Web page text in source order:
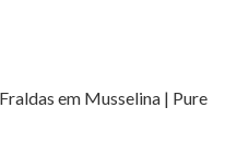
em Musselina | Pure